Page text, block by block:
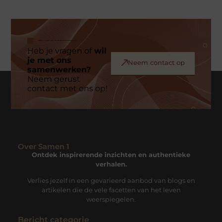
Heb je vragen ofwil
je met ons
samenwerken?
Neem gerust
contact met ons op!
Neem contact op
Over Samen 1
Ontdek inspirerende inzichten en authentieke
verhalen.
Verlies jezelf in een gevarieerd aanbod van blogs en
artikelen die de vele facetten van het leven
weerspiegelen.
Bericht categorie